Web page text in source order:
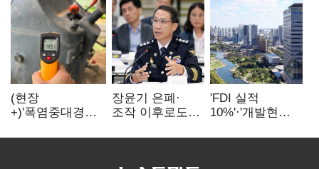
(현장
+)'폭염중대경보'
이주노동자는
장윤기 은폐·
조작 이후로도
내부비위…경찰
'FDI 실적
10%'·'개발현안
인천경제청장